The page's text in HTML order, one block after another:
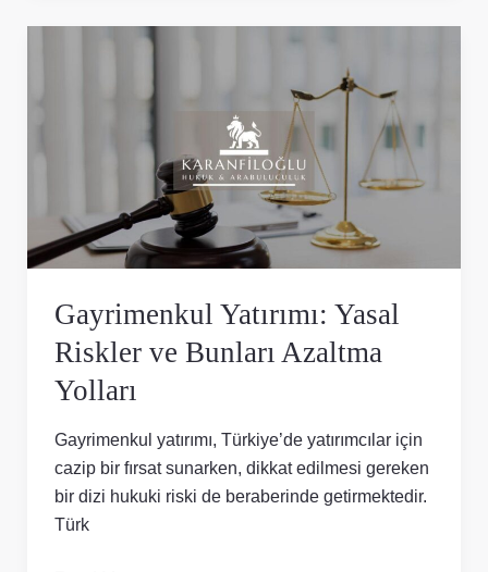
Gayrimenkul Yatırımı: Yasal
Riskler ve Bunları Azaltma
Yolları
Gayrimenkul yatırımı, Türkiye’de yatırımcılar için
cazip bir fırsat sunarken, dikkat edilmesi gereken
bir dizi hukuki riski de beraberinde getirmektedir.
Türk
Gayrimenkul
Yolları